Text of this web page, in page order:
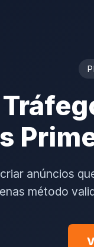
anúncios
método